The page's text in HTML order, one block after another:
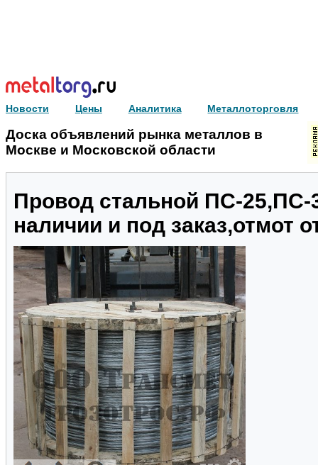
Новости Цены Аналитика Металлоторговля
Доска объявлений рынка металлов в
Москве и Московской области
Провод стальной ПС-
наличии и под заказ,отмот